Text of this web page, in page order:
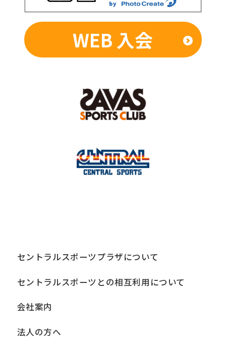
WEB 入会
セントラルスポーツプラザについて
セントラルスポーツとの相互利用について
会社案内
法人の方へ